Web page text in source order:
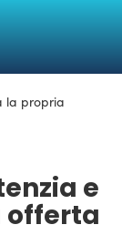
la propria
e
offerta